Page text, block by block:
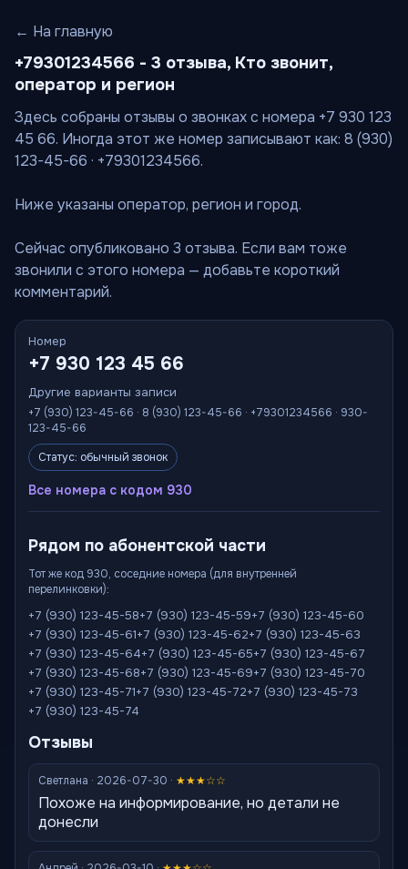
← На главную
+79301234566 - 3 отзыва, Кто звонит,
оператор и регион
Здесь собраны отзывы о звонках с номера +7 930 123
45 66. Иногда этот же номер записывают как: 8 (930)
123-45-66 · +79301234566.
Ниже указаны оператор, регион и город.
Сейчас опубликовано 3 отзыва. Если вам тоже
звонили с этого номера — добавьте короткий
комментарий.
Номер
+7 930 123 45 66
Другие варианты записи
+7 (930) 123-45-66 · 8 (930) 123-45-66 · +79301234566 · 930-
123-45-66
Статус: обычный звонок
Все номера с кодом 930
Рядом по абонентской части
Тот же код 930, соседние номера (для внутренней
перелинковки):
+7 (930) 123-45-58+7 (930) 123-45-59+7 (930) 123-45-60
+7 (930) 123-45-61+7 (930) 123-45-62+7 (930) 123-45-63
+7 (930) 123-45-64+7 (930) 123-45-65+7 (930) 123-45-67
+7 (930) 123-45-68+7 (930) 123-45-69+7 (930) 123-45-70
+7 (930) 123-45-71+7 (930) 123-45-72+7 (930) 123-45-73
+7 (930) 123-45-74
Отзывы
Светлана · 2026-07-30 · ★★★☆☆
Похоже на информирование, но детали не
донесли